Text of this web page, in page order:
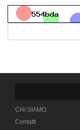
CHI SIAMO
Contatti